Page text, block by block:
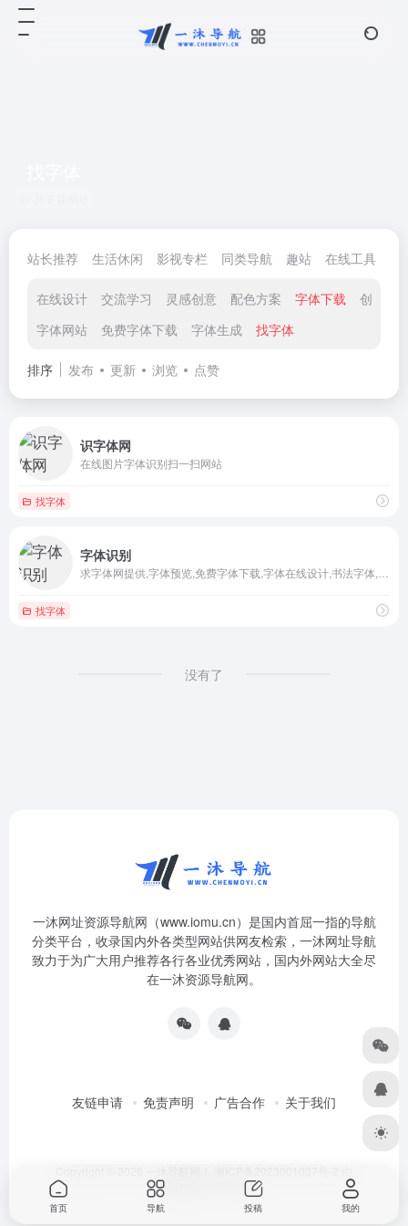
站长推荐 生活休闲 影视专栏 同类导航 趣站 在线工具
在线设计 交流学习 灵感创意 配色方案 字体下载
创意素
字体网站
免费字体下载 字体生成 找字体
排序 发布 更新 浏览 点赞
识字体网
在线图片字体识别扫一扫网站
找字体
字体识别
找字体
没有了
一沐网址资源导航网（www.iomu.cn）是国内首屈一指的导航
分类平台，收录国内外各类型网站供网友检索，一沐网址导航
致力于为广大用户推荐各行各业优秀网站，国内外网站大全尽
在一沐资源导航网。
友链申请 免责声明 广告合作 关于我们
OneNav 强力驱动
首页 导航 投稿 我的